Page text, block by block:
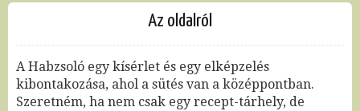
Az oldalról
A Habzsoló egy kísérlet és egy elképzelés
kibontakozása, ahol a sütés van a középpontban.
Szeretném, ha nem csak egy recept-tárhely, de